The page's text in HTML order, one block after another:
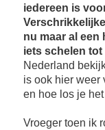
iedereen is
nu maar al een
iets schelen tot
Nederland
is ook hier weer
en hoe los je
Vroeger toen ik